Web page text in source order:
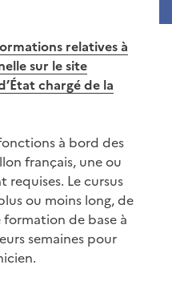
relatives à
sur le site
chargé de la
à bord des
français, une ou
requises. Le cursus
ou moins long, de
de base à
semaines pour